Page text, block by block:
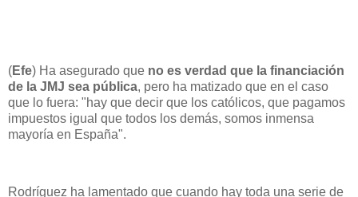
(Efe) Ha asegurado que no es verdad que la financiación
de la JMJ sea pública, pero ha matizado que en el caso
que lo fuera: "hay que decir que los católicos, que pagamos
impuestos igual que todos los demás, somos inmensa
mayoría en España".
Rodríguez ha lamentado que cuando hay toda una serie de